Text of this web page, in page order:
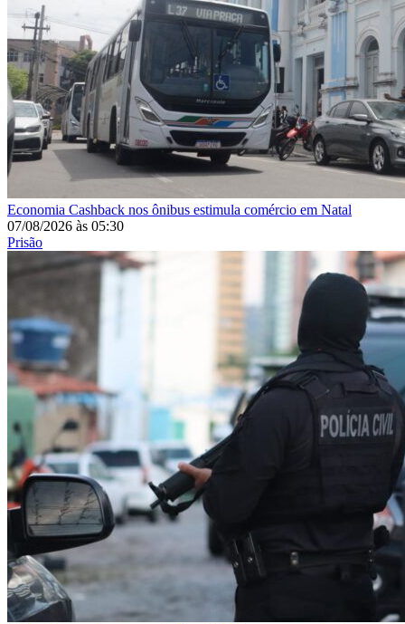
Economia Cashback nos ônibus estimula comércio em Natal
07/08/2026 às 05:30
Prisão